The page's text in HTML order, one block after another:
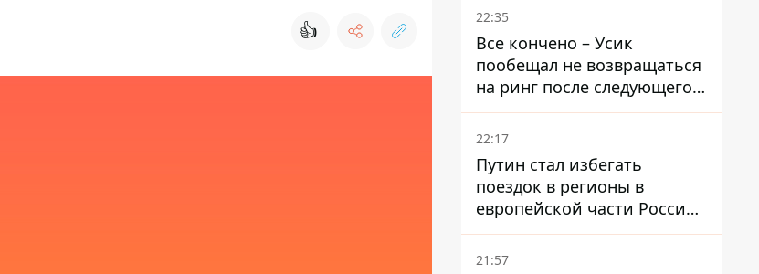
👍
обеспокоены
22:35
Все кончено – Усик
пообещал не возвращаться
на ринг после следующего
боя
22:17
Путин стал избегать
поездок в регионы в
европейской части России,
куда регулярно долетают
дроны
21:57